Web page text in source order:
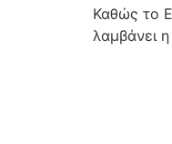
Καθώς το
λαμβάνει